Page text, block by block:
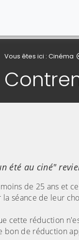
Vous êtes ici : Cinéma
été au ciné"
de 25 ans et
séance de leur
cette réduction
bon de réduction